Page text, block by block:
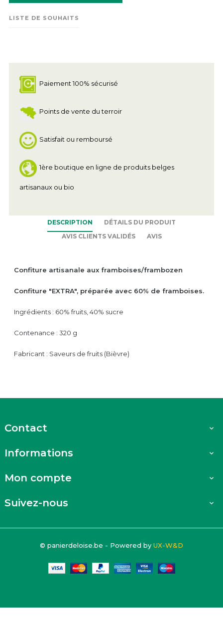
LISTE DE SOUHAITS
Paiement 100% sécurisé
Points de vente du terroir
Satisfait ou remboursé
1ère boutique en ligne de produits belges
artisanaux ou bio
DESCRIPTION
DÉTAILS DU PRODUIT
AVIS CLIENTS VALIDÉS
AVIS
Confiture artisanale aux framboises/frambozen
Confiture "EXTRA", préparée avec 60% de framboises.
Ingrédients : 60% fruits, 40% sucre
Contenance : 320 g
Fabricant : Saveurs de fruits (Bièvre)
Contact 
Informations 
Mon compte 
Suivez-nous 
© panierdeloise.be - Powered by UX-W&D